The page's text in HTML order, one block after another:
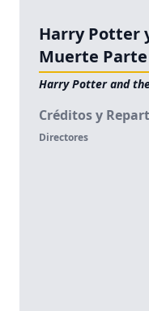
Harry Potter
Muerte
Harry Potter and
Créditos y
Directores